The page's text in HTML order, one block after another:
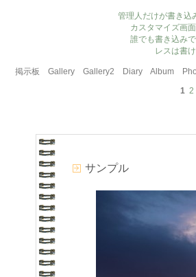
管理人だけが書き込
カスタマイズ画
誰でも書き込み
レスは書
掲示板 Gallery Gallery2 Diary Album
1 2
サンプル